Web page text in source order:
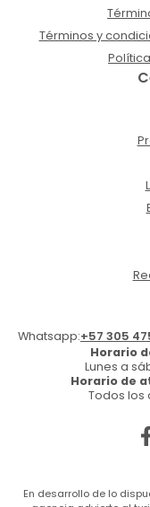
Términos y
Whatsapp:+57 305
Horario
Lunes a
Horario de
Todos los
En desarrollo de lo